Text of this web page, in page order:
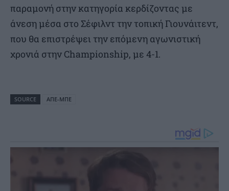
παραμονή στην κατηγορία κερδίζοντας με
άνεση μέσα στο Σέφιλντ την τοπική Γιουνάιτεντ,
που θα επιστρέψει την επόμενη αγωνιστική
χρονιά στην Championship, με 4-1.
SOURCE ΑΠΕ-ΜΠΕ